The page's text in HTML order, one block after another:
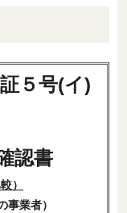
５号(イ)
認書
）
業者）